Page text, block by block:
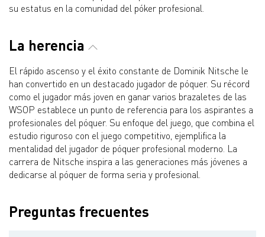
su estatus en la comunidad del póker profesional.
La herencia
El rápido ascenso y el éxito constante de Dominik Nitsche le
han convertido en un destacado jugador de póquer. Su récord
como el jugador más joven en ganar varios brazaletes de las
WSOP establece un punto de referencia para los aspirantes a
profesionales del póquer. Su enfoque del juego, que combina el
estudio riguroso con el juego competitivo, ejemplifica la
mentalidad del jugador de póquer profesional moderno. La
carrera de Nitsche inspira a las generaciones más jóvenes a
dedicarse al póquer de forma seria y profesional.
Preguntas frecuentes